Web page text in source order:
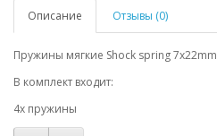
Описание Отзывы (0)
Пружины мягкие Shock spring
В комплект входит:
4х пружины